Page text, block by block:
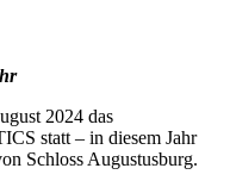
2024 das
statt – in diesem Jahr
Schloss Augustusburg.